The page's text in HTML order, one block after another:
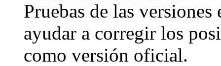
Pruebas de las
ayudar a corregir los
como versión oficial.